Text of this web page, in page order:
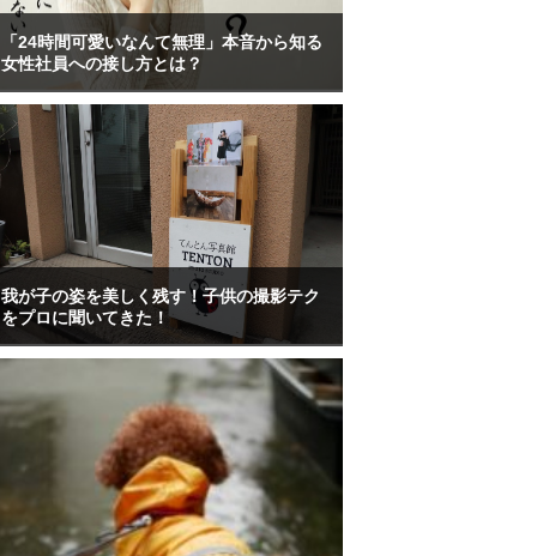
「24時間可愛いなんて無理」本音から知る
女性社員への接し方とは？
我が子の姿を美しく残す！子供の撮影テク
をプロに聞いてきた！